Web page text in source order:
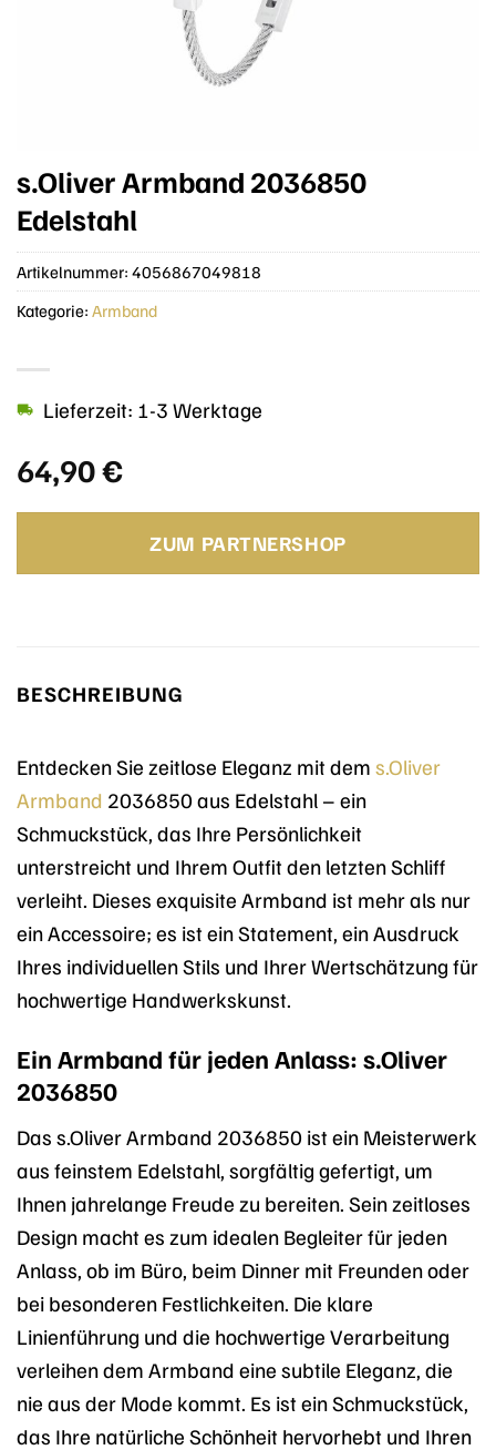
s.Oliver Armband 2036850
Edelstahl
64,90€
Lieferzeit: 1-3 Werktage
ZUM PARTNERSHOP
Artikelnummer: 4056867049818
Kategorie: Armband
BESCHREIBUNG
Entdecken Sie zeitlose Eleganz mit dem s.Oliver
Armband 2036850 aus Edelstahl – ein
Schmuckstück, das Ihre Persönlichkeit
unterstreicht und Ihrem Outfit den letzten Schliff
verleiht. Dieses exquisite Armband ist mehr als nur
ein Accessoire; es ist ein Statement, ein Ausdruck
Ihres individuellen Stils und Ihrer Wertschätzung für
hochwertige Handwerkskunst.
Ein Armband für jeden Anlass: s.Oliver
2036850
Das s.Oliver Armband 2036850 ist ein Meisterwerk
aus feinstem Edelstahl, sorgfältig gefertigt, um
Ihnen jahrelange Freude zu bereiten. Sein zeitloses
Design macht es zum idealen Begleiter für jeden
Anlass, ob im Büro, beim Dinner mit Freunden oder
bei besonderen Festlichkeiten. Die klare
Linienführung und die hochwertige Verarbeitung
verleihen dem Armband eine subtile Eleganz, die
nie aus der Mode kommt. Es ist ein Schmuckstück,
das Ihre natürliche Schönheit hervorhebt und Ihren